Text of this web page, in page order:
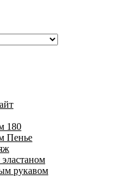
180
Пенье
рукавом